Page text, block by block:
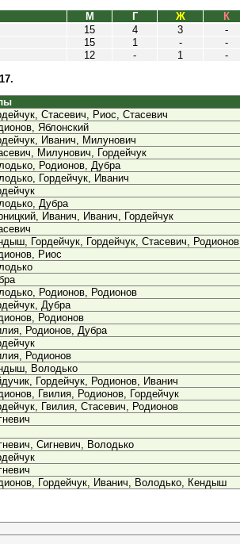
М Г Ж
К
15 4 3
-
15 1 -
-
12 - 1
-
Стасевич, Риос, Стасевич
Яблонский
Иванич, Милунович
Милунович, Гордейчук
Родионов, Дубра
Гордейчук, Иванич
Дубра
Иванич, Иванич, Гордейчук
Гордейчук, Гордейчук, Стасевич, Родионов
Риос
Родионов, Родионов
Дубра
Родионов
Родионов, Дубра
Родионов
Володько
Гордейчук, Родионов, Иванич
Гвилия, Родионов, Гордейчук
Гвилия, Стасевич, Родионов
Сигневич, Володько
Гордейчук, Иванич, Володько, Кендыш